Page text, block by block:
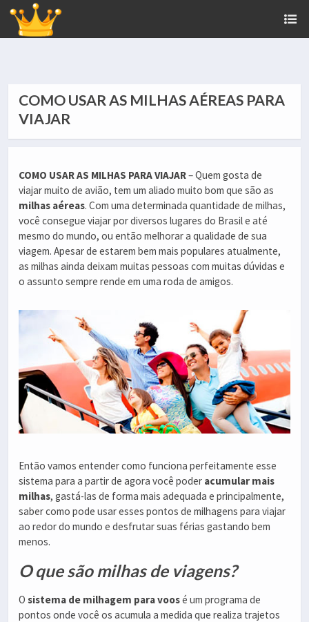
COMO USAR AS MILHAS AÉREAS PARA
VIAJAR
COMO USAR AS MILHAS PARA VIAJAR– Quem gosta de
viajar muito de avião, tem um aliado muito bom que são as
milhas aéreas. Com uma determinada quantidade de milhas,
você consegue viajar por diversos lugares do Brasil e até
mesmo do mundo, ou então melhorar a qualidade de sua
viagem. Apesar de estarem bem mais populares atualmente,
as milhas ainda deixam muitas pessoas com muitas dúvidas e
o assunto sempre rende em uma roda de amigos.
Então vamos entender como funciona perfeitamente esse
sistema para a partir de agora você poder acumular mais
milhas, gastá-las de forma mais adequada e principalmente,
saber como pode usar esses pontos de milhagens para viajar
ao redor do mundo e desfrutar suas férias gastando bem
menos.
O que são milhas de viagens?
O sistema de milhagem para voosé um programa de
pontos onde você os acumula a medida que realiza trajetos